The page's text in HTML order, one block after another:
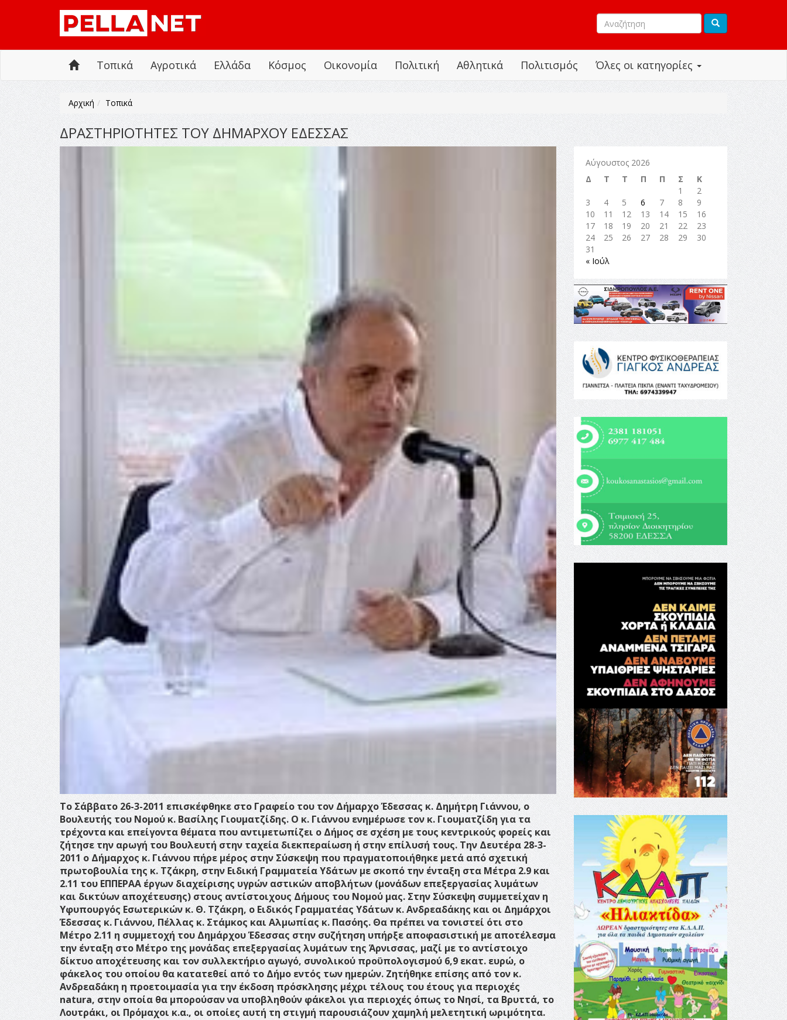
Όλες οι κατηγορίες
Τοπικά Αγροτικά Ελλάδα Κόσμος Οικονομία Πολιτική Αθλητικά Πολιτισμός
Αρχική Τοπικά
ΔΡΑΣΤΗΡΙΟΤΗΤΕΣ ΤΟΥ ΔΗΜΑΡΧΟΥ ΕΔΕΣΣΑΣ
Το Σάββατο 26-3-2011 επισκέφθηκε στο Γραφείο του τον Δήμαρχο Έδεσσας κ. Δημήτρη Γιάννου, ο
Βουλευτής του Νομού κ. Βασίλης Γιουματζίδης. Ο κ. Γιάννου ενημέρωσε τον κ. Γιουματζίδη για τα
τρέχοντα και επείγοντα θέματα που αντιμετωπίζει ο Δήμος σε σχέση με τους κεντρικούς φορείς και
ζήτησε την αρωγή του Βουλευτή στην ταχεία διεκπεραίωση ή στην επίλυσή τους.Την Δευτέρα 28-3-
2011 ο Δήμαρχος κ. Γιάννου πήρε μέρος στην Σύσκεψη που πραγματοποιήθηκε μετά από σχετική
πρωτοβουλία της κ. Τζάκρη, στην Ειδική Γραμματεία Υδάτων με σκοπό την ένταξη στα Μέτρα 2.9 και
2.11 του ΕΠΠΕΡΑΑ έργων διαχείρισης υγρών αστικών αποβλήτων (μονάδων επεξεργασίας λυμάτων
και δικτύων αποχέτευσης) στους αντίστοιχους Δήμους του Νομού μας. Στην Σύσκεψη συμμετείχαν η
Υφυπουργός Εσωτερικών κ. Θ. Τζάκρη, ο Ειδικός Γραμματέας Υδάτων κ. Ανδρεαδάκης και οι Δημάρχοι
Έδεσσας κ. Γιάννου, Πέλλας κ. Στάμκος και Αλμωπίας κ. Πασόης. Θα πρέπει να τονιστεί ότι στο
Μέτρο 2.11 η συμμετοχή του Δημάρχου Έδεσσας στην συζήτηση υπήρξε αποφασιστική με αποτέλεσμα
την ένταξη στο Μέτρο της μονάδας επεξεργασίας λυμάτων της Άρνισσας, μαζί με το αντίστοιχο
δίκτυο αποχέτευσης και τον συλλεκτήριο αγωγό, συνολικού προϋπολογισμού 6,9 εκατ. ευρώ, ο
φάκελος του οποίου θα κατατεθεί από το Δήμο εντός των ημερών. Ζητήθηκε επίσης από τον κ.
Ανδρεαδάκη η προετοιμασία για την έκδοση πρόσκλησης μέχρι τέλους του έτους για περιοχές
natura, στην οποία θα μπορούσαν να υποβληθούν φάκελοι για περιοχές όπως το Νησί, τα Βρυττά, το
Λουτράκι, οι Πρόμαχοι κ.α., οι οποίες αυτή τη στιγμή παρουσιάζουν χαμηλή μελετητική ωριμότητα.
Αύγουστος 2026
Δ
Τ Τ Π Π Σ
Κ
1
2
3
4 5 6 7 8
9
10
11 12 13 14 15
16
17
18 19 20 21 22
23
24
25 26 27 28 29
30
31
« Ιούλ